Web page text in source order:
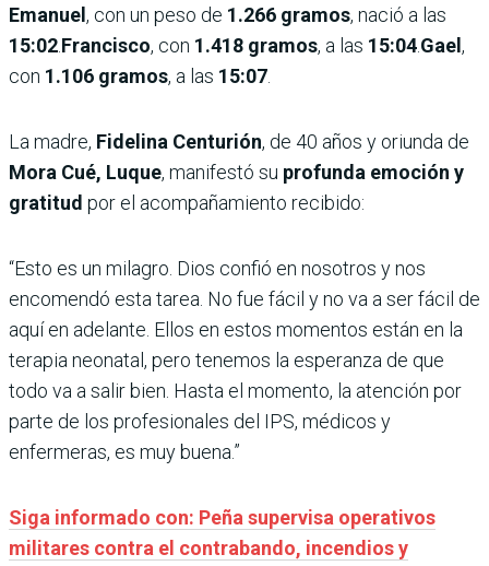
Emanuel , con un peso de 1.266 gramos, nació a las
15:02.Francisco, con 1.418 gramos, a las 15:04.Gael ,
con 1.106 gramos, a las 15:07.
La madre, Fidelina Centurión, de 40 años y oriunda de
Mora Cué, Luque, manifestó su profunda emoción y
gratitud por el acompañamiento recibido:
“Esto es un milagro. Dios confió en nosotros y nos
encomendó esta tarea. No fue fácil y no va a ser fácil de
aquí en adelante. Ellos en estos momentos están en la
terapia neonatal, pero tenemos la esperanza de que
todo va a salir bien. Hasta el momento, la atención por
parte de los profesionales del IPS, médicos y
enfermeras, es muy buena.”
Siga informado con: Peña supervisa operativos
militares contra el contrabando, incendios y